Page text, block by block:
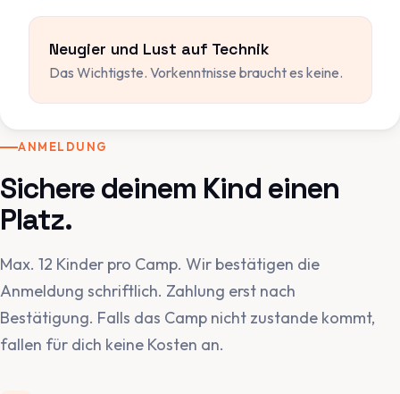
Neugier und Lust auf Technik
Das Wichtigste. Vorkenntnisse braucht es keine.
ANMELDUNG
Sichere deinem Kind einen
Platz.
Max. 12 Kinder pro Camp. Wir bestätigen die
Anmeldung schriftlich. Zahlung erst nach
Bestätigung. Falls das Camp nicht zustande kommt,
fallen für dich keine Kosten an.